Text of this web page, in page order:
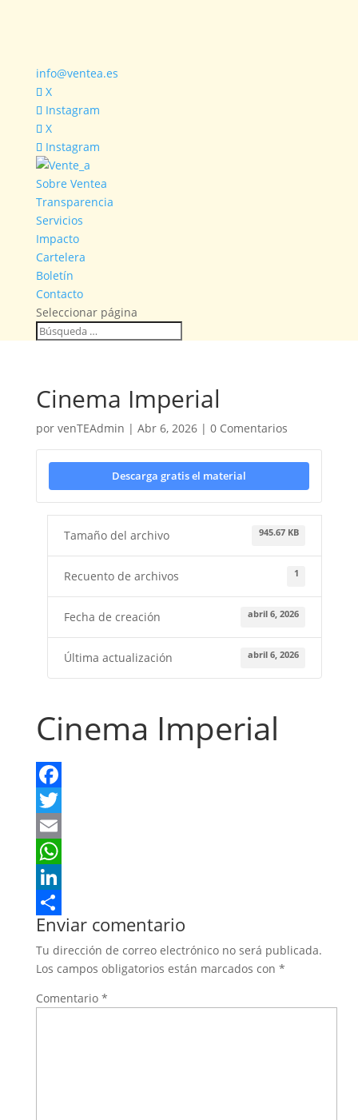
info@ventea.es
X
Instagram
X
Instagram
Sobre Ventea
Transparencia
Servicios
Impacto
Cartelera
Boletín
Contacto
Seleccionar página
Cinema Imperial
por venTEAdmin | Abr 6, 2026| 0 Comentarios
Descarga gratis el material
Tamaño del archivo 945.67 KB
Recuento de archivos 1
Fecha de creación abril 6, 2026
Última actualización abril 6, 2026
Cinema Imperial
Facebook
Twitter
Email
WhatsApp
LinkedIn
Compartir
Enviar comentario
Tu dirección de correo electrónico no será publicada.
Los campos obligatorios están marcados con *
Comentario *